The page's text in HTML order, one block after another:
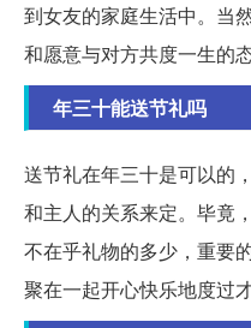
到女友的家庭生活中。当
和愿意与对方共度一生的态
年三十能送节礼吗
送节礼在年三十是可以的
和主人的关系来定。毕竟
不在乎礼物的多少，重要
聚在一起开心快乐地度过